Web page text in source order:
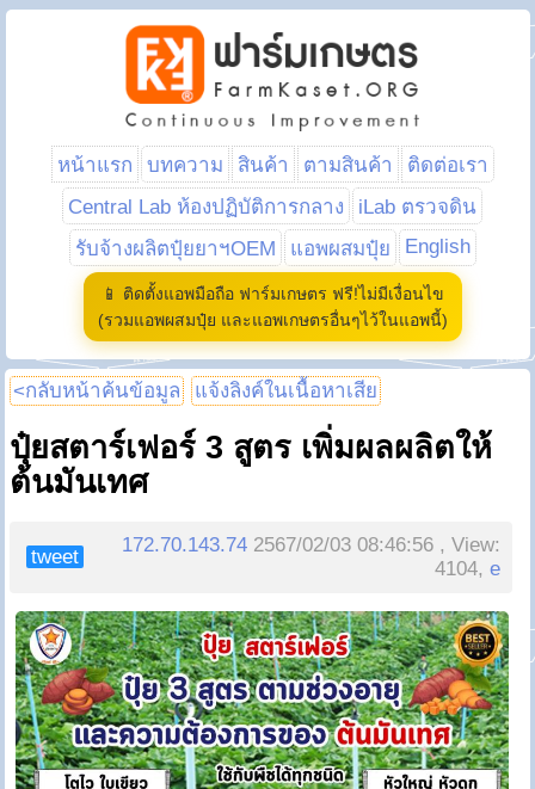
หน้าแรก บทความ สินค้า ตามสินค้า
ติดต่อเรา
Central Lab ห้องปฏิบัติการกลาง
iLab ตรวจดิน
รับจ้างผลิตปุ๋ยยาฯOEM
แอพผสมปุ๋ย English
📱 ติดตั้งแอพมือถือ ฟาร์มเกษตร ฟรี!ไม่มีเงื่อนไข
(รวมแอพผสมปุ๋ย และแอพเกษตรอื่นๆไว้ในแอพนี้)
<กลับหน้าค้นข้อมูล แจ้งลิงค์ในเนื้อหาเสีย
ปุ๋ยสตาร์เฟอร์ 3 สูตร เพิ่มผลผลิตให้
ต้นมันเทศ
tweet
172.70.143.74 2567/02/03 08:46:56 , View:
4104,e